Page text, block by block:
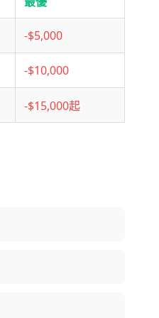
-$5,000
-$10,000
-$15,000起